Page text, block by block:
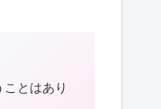
とはあり